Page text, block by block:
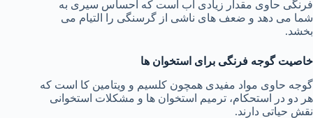
فرنگی حاوی مقدار زیادی آب است که احساس سیری به
شما می دهد و ضعف های ناشی از گرسنگی را التیام می
بخشد.
خاصیت گوجه فرنگی برای استخوان ها
گوجه حاوی مواد مفیدی همچون کلسیم و ویتامین کا است که
هر دو در استحکام، ترمیم استخوان ها و مشکلات استخوانی
نقش حیاتی دارند.